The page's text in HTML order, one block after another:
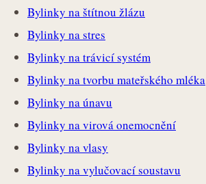
Bylinky na štítnou žlázu
Bylinky na stres
Bylinky na trávicí systém
Bylinky na tvorbu mateřského mléka
Bylinky na únavu
Bylinky na virová onemocnění
Bylinky na vlasy
Bylinky na vylučovací soustavu